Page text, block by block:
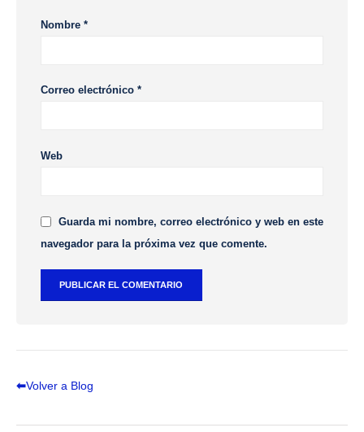
Nombre *
Correo electrónico *
Web
Guarda mi nombre, correo electrónico y web en este
navegador para la próxima vez que comente.
⬅Volver a Blog